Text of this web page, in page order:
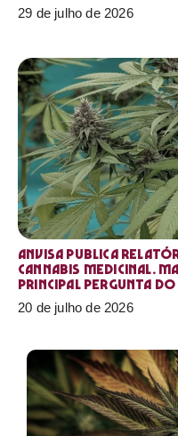
29 de julho de 2026
Anvisa publica
Cannabis medicinal.
principal pergunta
20 de julho de 2026